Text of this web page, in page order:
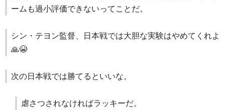
ームも過小評価できないってことだ。
シン・テヨン監督、日本戦では大胆な実験はやめてくれよ
🙏😭
次の日本戦では勝てるといいな。
虐さつされなければラッキーだ。